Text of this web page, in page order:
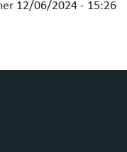
12/06/2024 - 15:26